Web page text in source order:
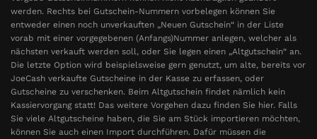
werden. Rechts bei Gutschein-Nummern vorbelegen können Sie
entweder einen noch unverkauften „Neuen Gutschein“ in der Liste
vorab mit einer vorgegebenen (Anfangs)Nummer anlegen, welcher als
nächsten verkauft werden soll, oder Sie legen einen „Altgutschein“ an.
Die letzte Option wird beispielsweise gern genutzt, um alte, bereits vor
JoeCash verkaufte Gutscheine in der Kasse zu erfassen, oder
Gutscheine zu verschenken. Beim Altgutschein findet nämlich kein
Kassiervorgang statt! Das weitere Vorgehen dazu finden Sie hier. Falls
Sie viele Altgutscheine haben, die Sie am Stück importieren möchten,
können Sie auch einen Import durchführen. Dafür müssen die